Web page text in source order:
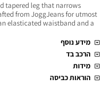
tapered leg that narrows
from JoggJeans for utmost
elasticated waistband and a
מידע נוסף
הרכב בד
מידות
הוראות כביסה